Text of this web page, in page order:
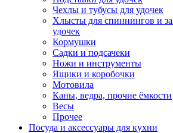
Чехлы и тубусы для удочек
Хлысты для спиннингов и
удочек
Кормушки
Садки и подсачеки
Ножи и инструменты
Ящики и коробочки
Мотовила
Каны, ведра, прочие ёмкости
Весы
Прочее
Посуда и аксессуары для кухни